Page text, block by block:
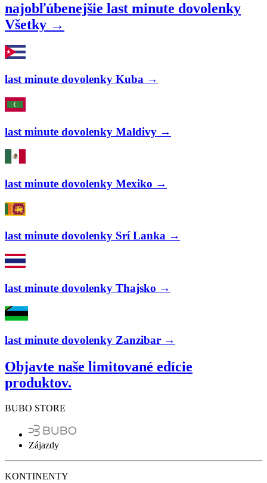
najobľúbenejšie last minute dovolenky
Všetky →
last minute dovolenky Kuba →
last minute dovolenky Maldivy →
last minute dovolenky Mexiko →
last minute dovolenky Srí Lanka →
last minute dovolenky Thajsko →
last minute dovolenky Zanzibar →
Objavte naše limitované edície
produktov.
BUBO STORE
Zájazdy
KONTINENTY